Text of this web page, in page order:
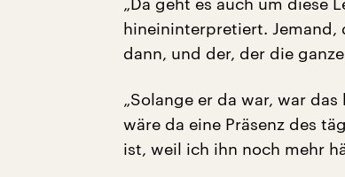
hineininterpretiert. Jemand,
dann, und der, der die
„Solange er da war, war
wäre da eine Präsenz des
ist, weil ich ihn noch mehr